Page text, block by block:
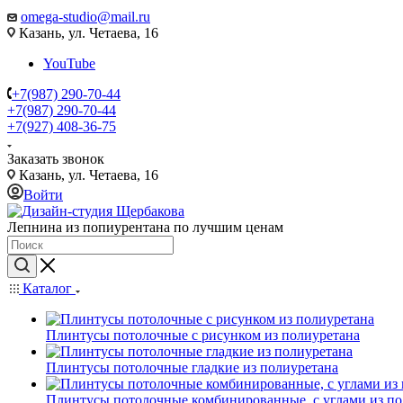
omega-studio@mail.ru
Казань, ул. Четаева, 16
YouTube
+7(987) 290-70-44
+7(987) 290-70-44
+7(927) 408-36-75
Заказать звонок
Казань, ул. Четаева, 16
Войти
Лепнина из попиурентана по лучшим ценам
Каталог
Плинтусы потолочные с рисунком из полиуретана
Плинтусы потолочные гладкие из полиуретана
Плинтусы потолочные комбинированные, с углами из